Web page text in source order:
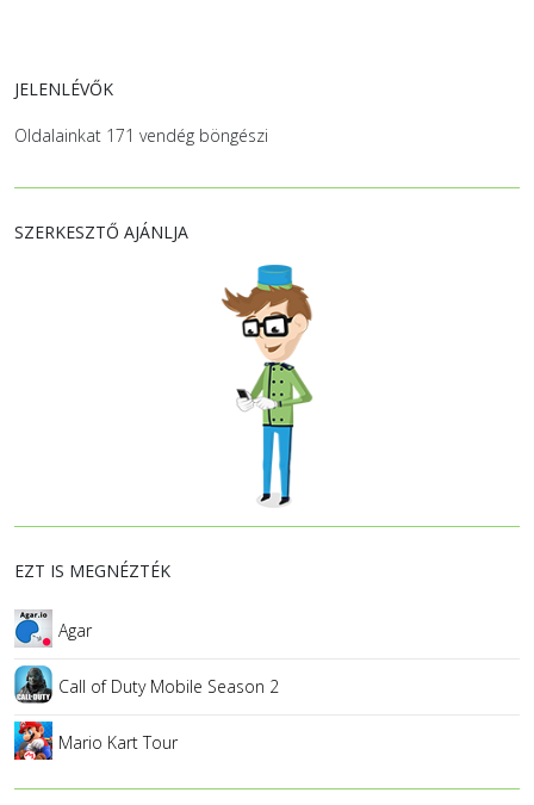
JELENLÉVŐK
Oldalainkat 171 vendég böngészi
SZERKESZTŐ AJÁNLJA
EZT IS MEGNÉZTÉK
Agar
Call of Duty Mobile Season 2
Mario Kart Tour